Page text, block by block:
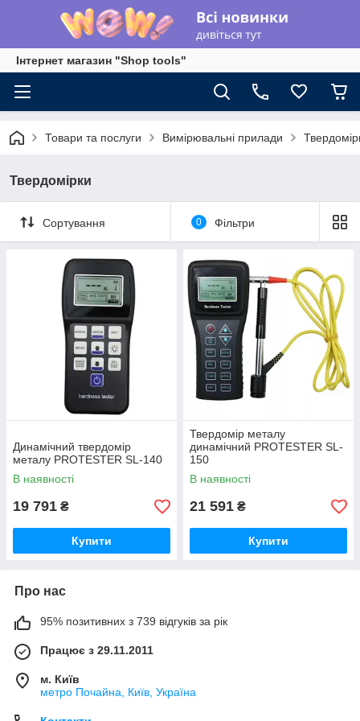
Інтернет магазин "Shop tools"
Товари та послуги Вимірювальні прилади
Твердомірки
Сортування 0 Фільтри
Динамічний твердомір
металу PROTESTER SL-140
В наявності
19 791 ₴
Купити
Твердомір металу
динамічний PROTESTER SL-
150
В наявності
21 591 ₴
Купити
Про нас
95% позитивних з 739 відгуків за рік
Працює з 29.11.2011
м. Київ
метро Почайна, Київ, Україна